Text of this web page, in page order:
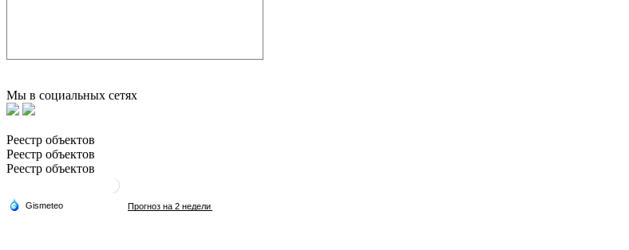
Мы в социальных сетях
Реестр объектов
Реестр объектов
Реестр объектов